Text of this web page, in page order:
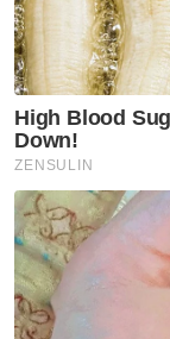
Ujian
Bicara kes
Radlan
Pengarah
Tambah
merancang
banteras
pembinaan
keselamatan.
“Ini